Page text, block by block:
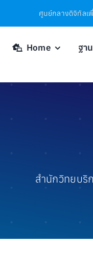
ศูนย์กลางดิจิทัลเ
Home ฐา
สำนักวิทยบริ